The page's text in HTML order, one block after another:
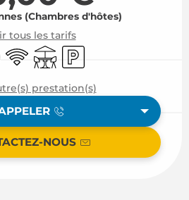
(Chambres d'hôtes)
tous les tarifs
WiFi TerrasseParking
prestation(s)
NOUS